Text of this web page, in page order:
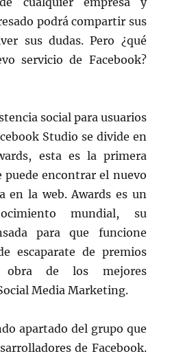
podrá compartir sus
sus dudas. Pero ¿qué
servicio de Facebook?
social para usuarios
Studio se divide en
esta es la primera
puede encontrar el nuevo
en la web. Awards es un
mundial, su
para que funcione
escaparate de premios
de los mejores
Media Marketing.
apartado del grupo que
de Facebook.